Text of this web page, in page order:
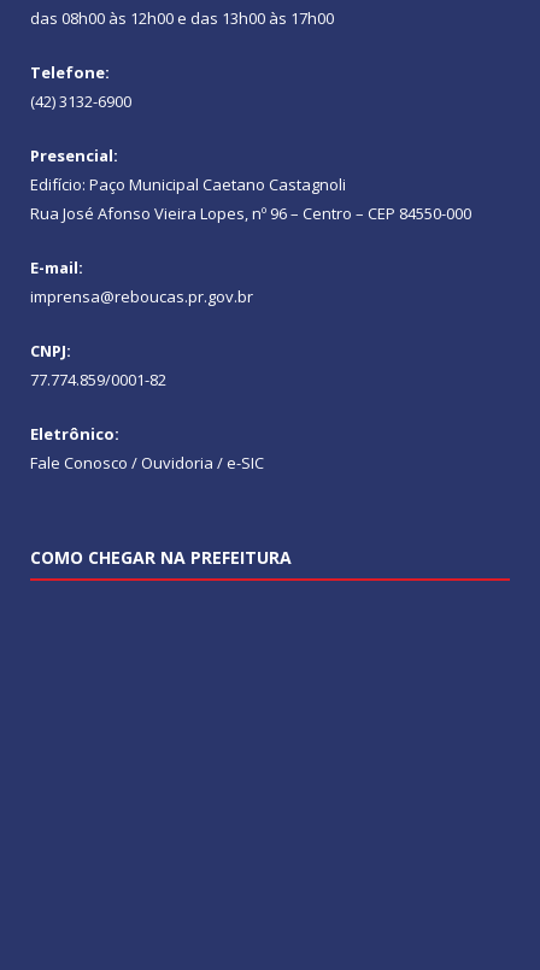
das 08h00 às 12h00 e das 13h00 às 17h00
Telefone:
(42) 3132-6900
Presencial:
Edifício: Paço Municipal Caetano Castagnoli
Rua José Afonso Vieira Lopes, nº 96 – Centro – CEP 84550-000
E-mail:
imprensa@reboucas.pr.gov.br
CNPJ:
77.774.859/0001-82
Eletrônico:
Fale Conosco / Ouvidoria / e-SIC
COMO CHEGAR NA PREFEITURA